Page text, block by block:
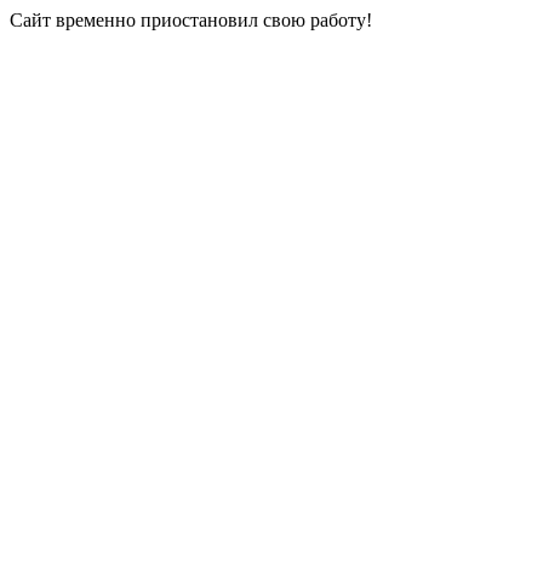
Сайт временно приостановил свою работу!